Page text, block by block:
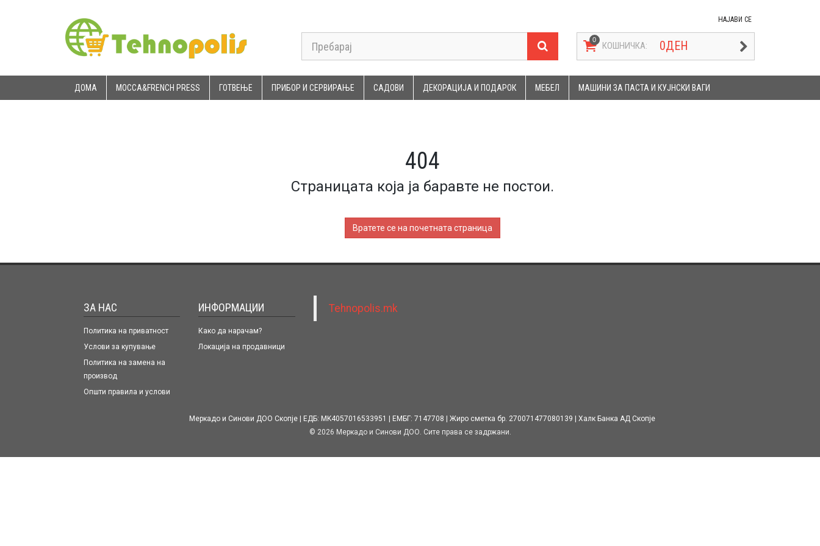
НАЈАВИ СЕ
КОШНИЧКА: 0ДЕН
ДОМА MOCCA&FRENCH PRESS ГОТВЕЊЕ ПРИБОР И СЕРВИРАЊЕ САДОВИ ДЕКОРАЦИЈА И ПОДАРОК МЕБЕЛ МАШИНИ ЗА ПАСТА И КУЈНСКИ ВАГИ
404
Страницата која ја баравте не постои.
Вратете се на почетната страница
ЗА НАС
Политика на приватност
Услови за купување
Политика на замена на
производ
Општи правила и услови
ИНФОРМАЦИИ
Како да нарачам?
Локација на продавници
Tehnopolis.mk
Меркадо и Синови ДОО Скопје ЕДБ: MK4057016533951 ЕМБГ: 7147708 Жиро сметка бр. 270071477080139
Халк Банка АД Скопје
© 2026 Меркадо и Синови ДОО. Сите права се задржани.